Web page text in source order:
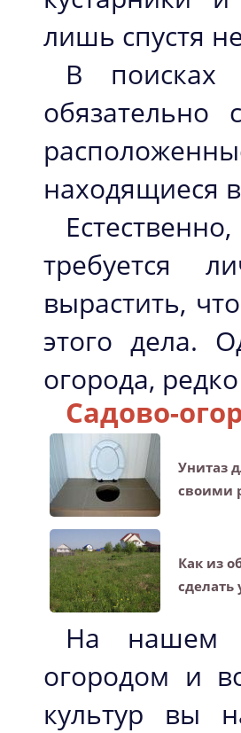
лишь спустя
В поисках
обязательно
находящиеся
требуется
вырастить,
этого дела.
огорода,
Садово-
Унитаз
своими
Как из
сделать
На нашем
огородом и
культур вы